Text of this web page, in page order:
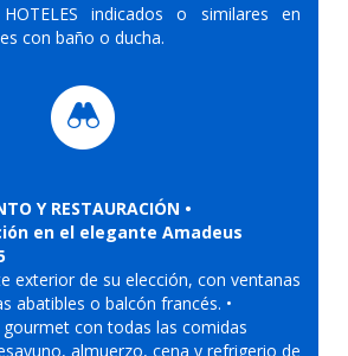
indicados o similares en
con baño o ducha.
Y RESTAURACIÓN •
en el elegante Amadeus
exterior de su elección, con ventanas
abatibles o balcón francés. •
gourmet con todas las comidas
almuerzo, cena y refrigerio de